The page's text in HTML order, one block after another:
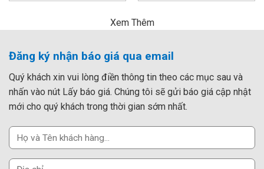
Xem Thêm
Đăng ký nhận báo giá qua email
Quý khách xin vui lòng điền thông tin theo các mục sau và
nhấn vào nút Lấy báo giá. Chúng tôi sẽ gửi báo giá cập nhật
mới cho quý khách trong thời gian sớm nhất.